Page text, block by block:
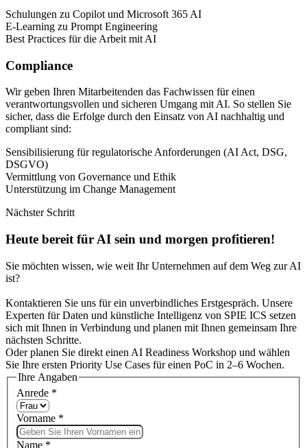
Schulungen zu Copilot und Microsoft 365 AI
E-Learning zu Prompt Engineering
Best Practices für die Arbeit mit AI
Compliance
Wir geben Ihren Mitarbeitenden das Fachwissen für einen
verantwortungsvollen und sicheren Umgang mit AI. So stellen Sie
sicher, dass die Erfolge durch den Einsatz von AI nachhaltig und
compliant sind:
Sensibilisierung für regulatorische Anforderungen (AI Act, DSG,
DSGVO)
Vermittlung von Governance und Ethik
Unterstützung im Change Management
Nächster Schritt
Heute bereit für AI sein und morgen profitieren!
Sie möchten wissen, wie weit Ihr Unternehmen auf dem Weg zur AI
ist?
Kontaktieren Sie uns für ein unverbindliches Erstgespräch. Unsere
Experten für Daten und künstliche Intelligenz von SPIE ICS setzen
sich mit Ihnen in Verbindung und planen mit Ihnen gemeinsam Ihre
nächsten Schritte.
Oder planen Sie direkt einen AI Readiness Workshop und wählen
Sie Ihre ersten Priority Use Cases für einen PoC in 2–6 Wochen.
Ihre Angaben
Anrede *
Vorname *
Name *